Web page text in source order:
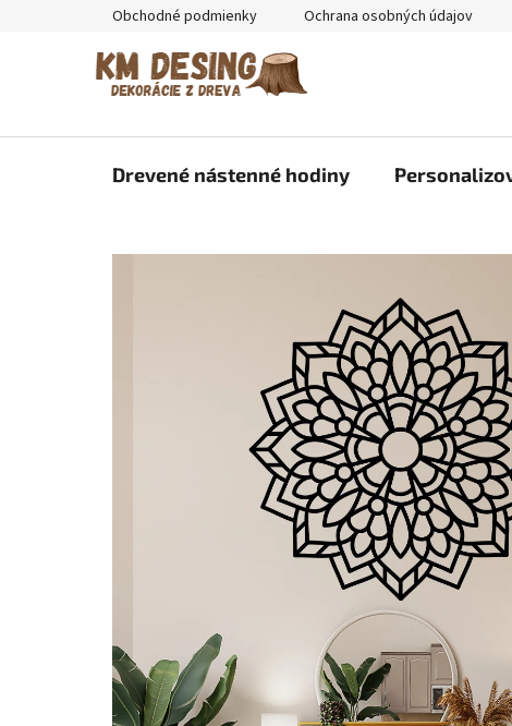
Obchodné podmienky Ochrana osobných údajov
Drevené nástenné hodiny